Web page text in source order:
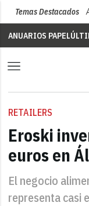
Temas Destacados
ANUARIOS PAPEL
RETAILERS
Eroski
euros en
El negocio
representa casi